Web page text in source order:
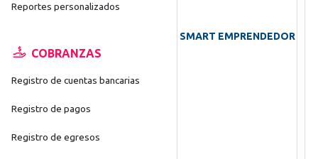
Reportes personalizados
COBRANZAS
Registro de cuentas bancarias
Registro de pagos
Registro de egresos
SMART EMPRENDEDOR